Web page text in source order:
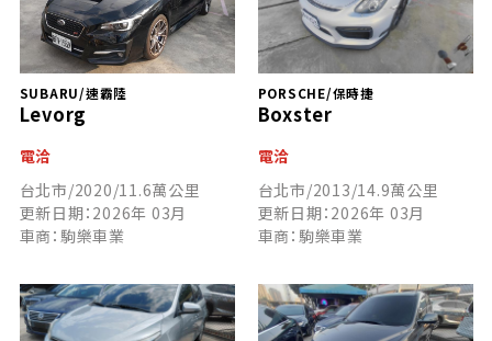
SUBARU/速霸陸
Levorg
電洽
台北市/2020/11.6萬公里
更新日期：2026年 03月
車商：駒樂車業
PORSCHE/保時捷
Boxster
電洽
台北市/2013/14.9萬公里
更新日期：2026年 03月
車商：駒樂車業